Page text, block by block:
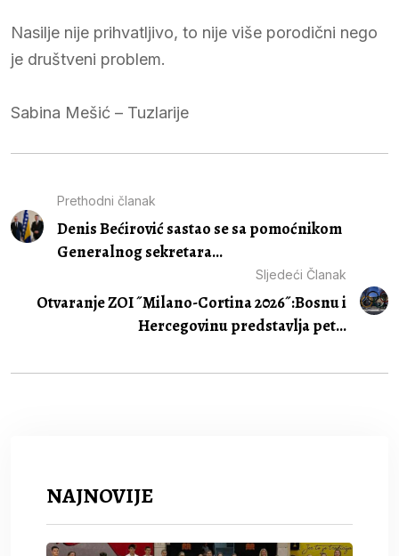
Nasilje nije prihvatljivo, to nije više porodični nego
je društveni problem.
Sabina Mešić – Tuzlarije
Prethodni članak
Denis Bećirović sastao se sa pomoćnikom
Generalnog sekretara...
Sljedeći Članak
Otvaranje ZOI ˝Milano-Cortina 2026˝:Bosnu i
Hercegovinu predstavlja pet...
NAJNOVIJE